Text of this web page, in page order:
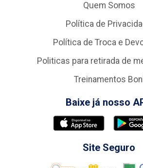
Quem Somos
Política de
Política de Troca e
Politicas para retirada de
Treinamentos
Baixe já nosso
Site Seguro